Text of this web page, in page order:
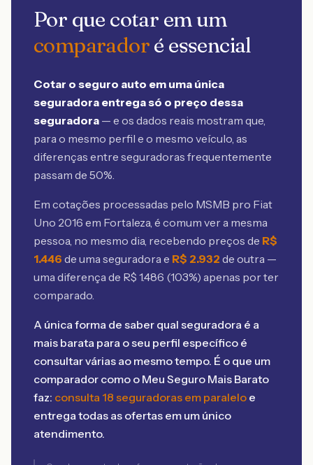
Por que cotar em um
comparadoré essencial
Cotar o seguro auto em uma única
seguradora entrega só o preço dessa
seguradora — e os dados reais mostram que,
para o mesmo perfil e o mesmo veículo, as
diferenças entre seguradoras frequentemente
passam de 50%.
Em cotações processadas pelo MSMB pro Fiat
Uno 2016 em Fortaleza, é comum ver a mesma
pessoa, no mesmo dia, recebendo preços de R$
1.446 de uma seguradora e R$ 2.932 de outra —
uma diferença de R$ 1.486 (103%) apenas por ter
comparado.
A única forma de saber qual seguradora é a
mais barata para o seu perfil específico é
consultar várias ao mesmo tempo. É o que um
comparador como o Meu Seguro Mais Barato
faz: consulta 18 seguradoras em paralelo e
entrega todas as ofertas em um único
atendimento.